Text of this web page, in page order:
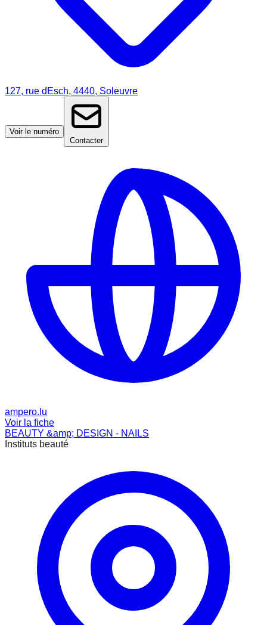
127, rue dEsch, 4440, Soleuvre
Voir le numéro
Contacter
ampero.lu
Voir la fiche
BEAUTY &amp; DESIGN - NAILS
Instituts beauté